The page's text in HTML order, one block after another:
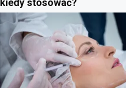
kiedy stosować?